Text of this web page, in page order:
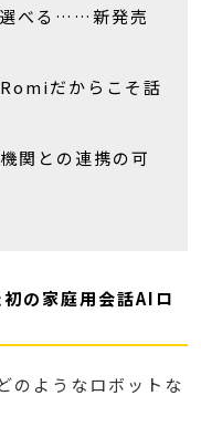
選べる……新発売
だからこそ話
関との連携の可
の家庭用会話AIロ
ようなロボットな